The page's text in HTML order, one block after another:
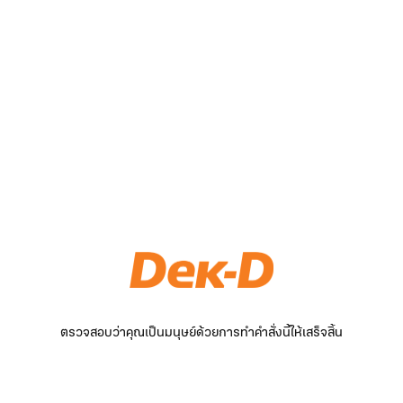
ตรวจสอบว่าคุณเป็นมนุษย์ด้วยการทำคำสั่งนี้ให้เสร็จสิ้น